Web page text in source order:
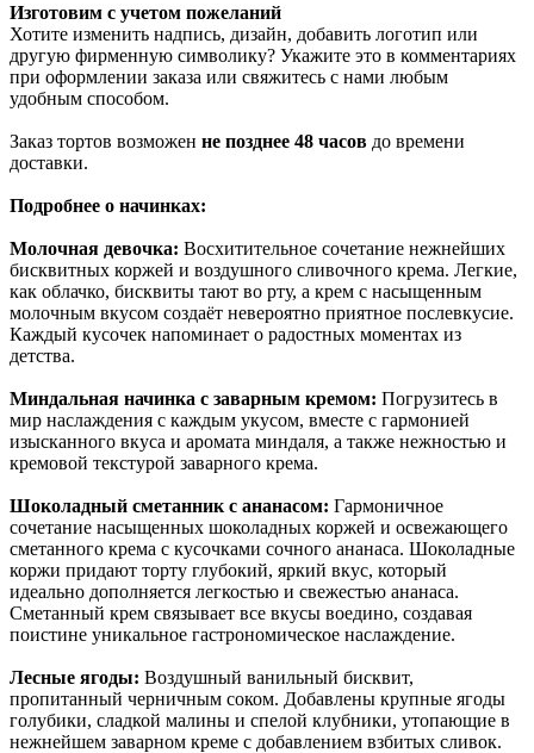
Изготовим с учетом пожеланий
Хотите изменить надпись, дизайн, добавить логотип или
другую фирменную символику? Укажите это в комментариях
при оформлении заказа или свяжитесь с нами любым
удобным способом.
Заказ тортов возможен не позднее 48 часов до времени
доставки.
Подробнее о начинках:
Молочная девочка: Восхитительное сочетание нежнейших
бисквитных коржей и воздушного сливочного крема. Легкие,
как облачко, бисквиты тают во рту, а крем с насыщенным
молочным вкусом создаёт невероятно приятное послевкусие.
Каждый кусочек напоминает о радостных моментах из
детства.
Миндальная начинка с заварным кремом: Погрузитесь в
мир наслаждения с каждым укусом, вместе с гармонией
изысканного вкуса и аромата миндаля, а также нежностью и
кремовой текстурой заварного крема.
Шоколадный сметанник с ананасом: Гармоничное
сочетание насыщенных шоколадных коржей и освежающего
сметанного крема с кусочками сочного ананаса. Шоколадные
коржи придают торту глубокий, яркий вкус, который
идеально дополняется легкостью и свежестью ананаса.
Сметанный крем связывает все вкусы воедино, создавая
поистине уникальное гастрономическое наслаждение.
Лесные ягоды: Воздушный ванильный бисквит,
пропитанный черничным соком. Добавлены крупные ягоды
голубики, сладкой малины и спелой клубники, утопающие в
нежнейшем заварном креме с добавлением взбитых сливок.